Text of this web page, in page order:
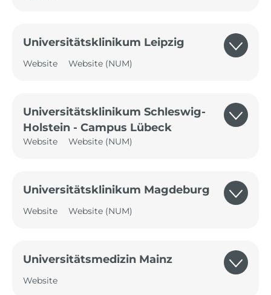
Universitätsklinikum Leipzig
Website Website (NUM)
Universitätsklinikum Schleswig-
Holstein - Campus Lübeck
Website Website (NUM)
Universitätsklinikum Magdeburg
Website Website (NUM)
Universitätsmedizin Mainz
Website